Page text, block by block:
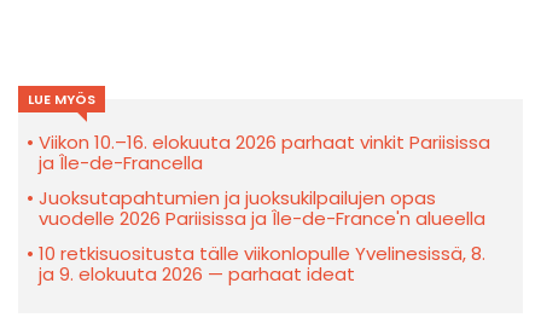
LUE MYÖS
Viikon 10.–16. elokuuta 2026 parhaat vinkit Pariisissa
ja Île-de-Francella
Juoksutapahtumien ja juoksukilpailujen opas
vuodelle 2026 Pariisissa ja Île-de-France'n alueella
10 retkisuositusta tälle viikonlopulle Yvelinesissä, 8.
ja 9. elokuuta 2026 — parhaat ideat